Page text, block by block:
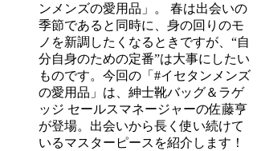
ンメンズの愛用品」。 春は出会いの
季節であると同時に、身の回りのモ
ノを新調したくなるときですが、“自
分自身のための定番”は大事にしたい
ものです。今回の「#イセタンメンズ
の愛用品」は、紳士靴バッグ＆ラゲ
ッジ セールスマネージャーの佐藤亨
が登場。出会いから長く使い続けて
いるマスターピースを紹介します！